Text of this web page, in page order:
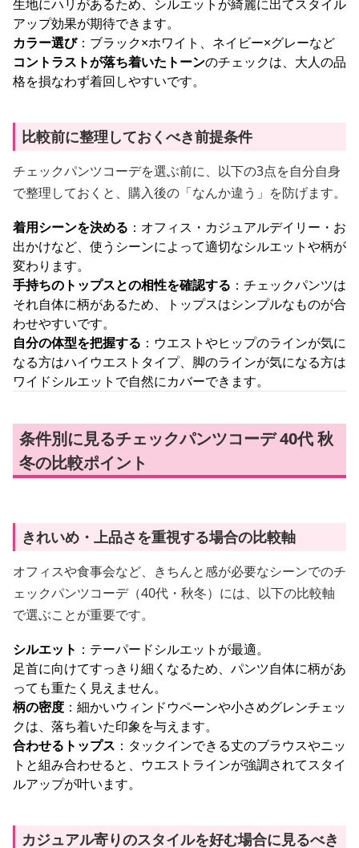
生地にハリがあるため、シルエットが綺麗に出てスタイル
アップ効果が期待できます。
カラー選び：ブラック×ホワイト、ネイビー×グレーなど
コントラストが落ち着いたトーンのチェックは、大人の品
格を損なわず着回しやすいです。
比較前に整理しておくべき前提条件
チェックパンツコーデを選ぶ前に、以下の3点を自分自身
で整理しておくと、購入後の「なんか違う」を防げます。
着用シーンを決める ：オフィス・カジュアルデイリー・お
出かけなど、使うシーンによって適切なシルエットや柄が
変わります。
手持ちのトップスとの相性を確認する ：チェックパンツは
それ自体に柄があるため、トップスはシンプルなものが合
わせやすいです。
自分の体型を把握する ：ウエストやヒップのラインが気に
なる方はハイウエストタイプ、脚のラインが気になる方は
ワイドシルエットで自然にカバーできます。
条件別に見るチェックパンツコーデ 40代 秋
冬の比較ポイント
きれいめ・上品さを重視する場合の比較軸
オフィスや食事会など、きちんと感が必要なシーンでのチ
ェックパンツコーデ（40代・秋冬）には、以下の比較軸
で選ぶことが重要です。
シルエット ：テーパードシルエットが最適。
足首に向けてすっきり細くなるため、パンツ自体に柄があ
っても重たく見えません。
柄の密度 ：細かいウィンドウペーンや小さめグレンチェッ
クは、落ち着いた印象を与えます。
合わせるトップス ：タックインできる丈のブラウスやニッ
トと組み合わせると、ウエストラインが強調されてスタイ
ルアップが叶います。
カジュアル寄りのスタイルを好む場合に見るべき